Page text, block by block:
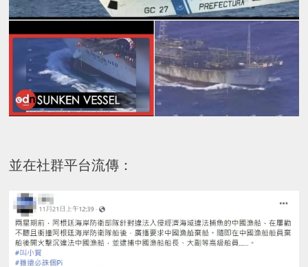
並在社群平台流傳：